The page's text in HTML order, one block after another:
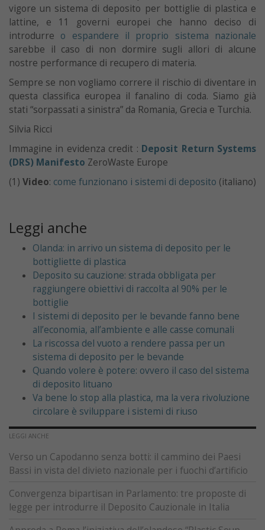
vigore un sistema di deposito per bottiglie di plastica e
lattine, e 11 governi europei che hanno deciso di
introdurre o espandere il proprio sistema nazionale
sarebbe il caso di non dormire sugli allori di alcune
nostre performance di recupero di materia.
Sempre se non vogliamo correre il rischio di diventare in
questa classifica europea il fanalino di coda. Siamo già
stati “sorpassati a sinistra” da Romania, Grecia e Turchia.
Silvia Ricci
Immagine in evidenza credit : Deposit Return Systems
(DRS) Manifesto ZeroWaste Europe
(1) Video: come funzionano i sistemi di deposito (italiano)
Leggi anche
Olanda: in arrivo un sistema di deposito per le
bottigliette di plastica
Deposito su cauzione: strada obbligata per
raggiungere obiettivi di raccolta al 90% per le
bottiglie
I sistemi di deposito per le bevande fanno bene
all’economia, all’ambiente e alle casse comunali
La riscossa del vuoto a rendere passa per un
sistema di deposito per le bevande
Quando volere è potere: ovvero il caso del sistema
di deposito lituano
Va bene lo stop alla plastica, ma la vera rivoluzione
circolare è sviluppare i sistemi di riuso
LEGGI ANCHE
Verso un Capodanno senza botti: il cammino dei Paesi
Bassi in vista del divieto nazionale per i fuochi d’artificio
Convergenza bipartisan in Parlamento: tre proposte di
legge per introdurre il Deposito Cauzionale in Italia